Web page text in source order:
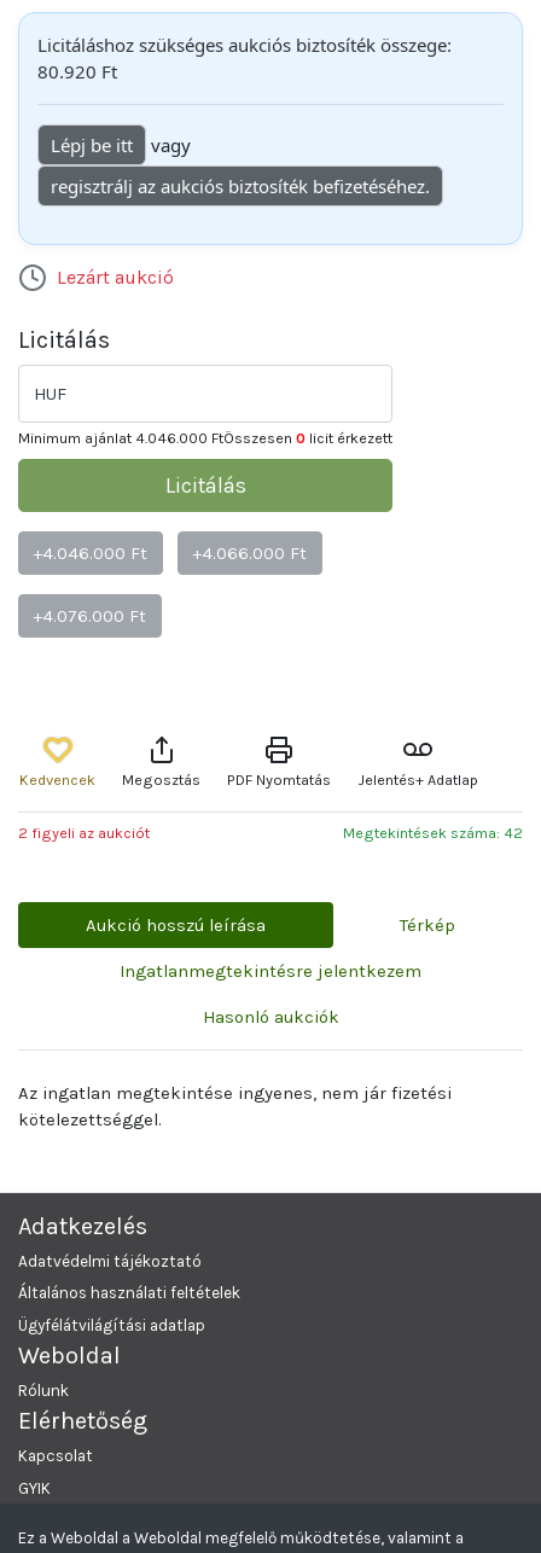
Licitáláshoz szükséges aukciós biztosíték összege:
80.920 Ft
Lépj be itt
vagy
regisztrálj az aukciós biztosíték befizetéséhez.
Lezárt aukció
Licitálás
HUF
Minimum ajánlat 4.046.000 FtÖsszesen 0 licit érkezett
Licitálás
+4.046.000 Ft +4.066.000 Ft
+4.076.000 Ft
Kedvencek Megosztás PDF Nyomtatás Jelentés+ Adatlap
2 figyeli az aukciót Megtekintések száma: 42
Aukció hosszú leírása Térkép
Ingatlanmegtekintésre jelentkezem
Hasonló aukciók
Az ingatlan megtekintése ingyenes, nem jár fizetési
kötelezettséggel.
Adatkezelés
Adatvédelmi tájékoztató
Általános használati feltételek
Ügyfélátvilágítási adatlap
Weboldal
Rólunk
Elérhetőség
Kapcsolat
GYIK
Ez a Weboldal a Weboldal megfelelő működtetése, valamint a